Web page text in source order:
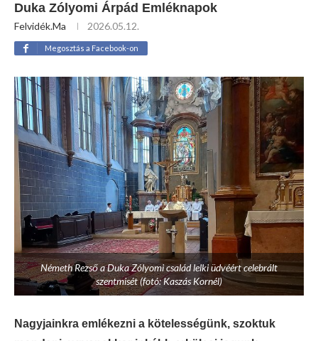
Duka Zólyomi Árpád Emléknapok
Felvidék.ma 2026.05.12.
Megosztás a Facebook-on
Németh Rezső a Duka Zólyomi család lelki üdvéért celebrált
szentmisét (fotó: Kaszás Kornél)
Nagyjainkra emlékezni a kötelességünk, szoktuk